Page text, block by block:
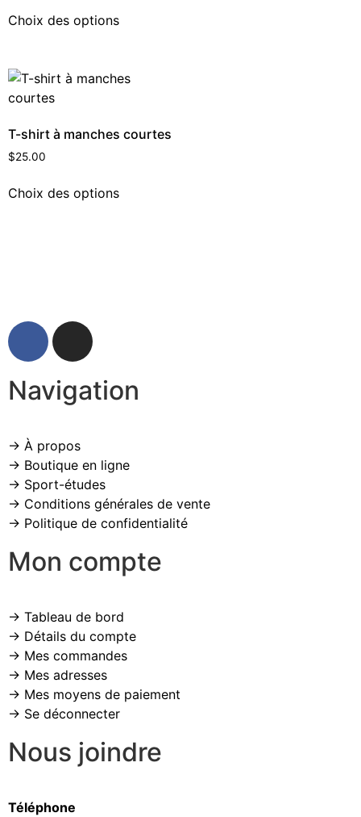
Choix des options
T-shirt à manches courtes
$25.00
Choix des options
Navigation
→ À propos
→ Boutique en ligne
→ Sport-études
→ Conditions générales de vente
→ Politique de confidentialité
Mon compte
→ Tableau de bord
→ Détails du compte
→ Mes commandes
→ Mes adresses
→ Mes moyens de paiement
→ Se déconnecter
Nous joindre
Téléphone